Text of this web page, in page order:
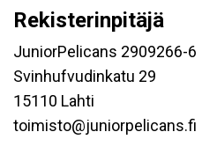
Rekisterinpitäjä
JuniorPelicans 2909266-6
Svinhufvudinkatu 29
15110 Lahti
toimisto@juniorpelicans.fi